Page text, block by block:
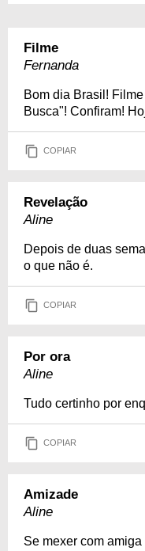
Filme
Fernanda
Bom dia Brasil!
Busca"! Confiram!
COPIAR
Revelação
Aline
Depois de duas
o que não é.
COPIAR
Por ora
Aline
Tudo certinho por
COPIAR
Amizade
Aline
Se mexer com